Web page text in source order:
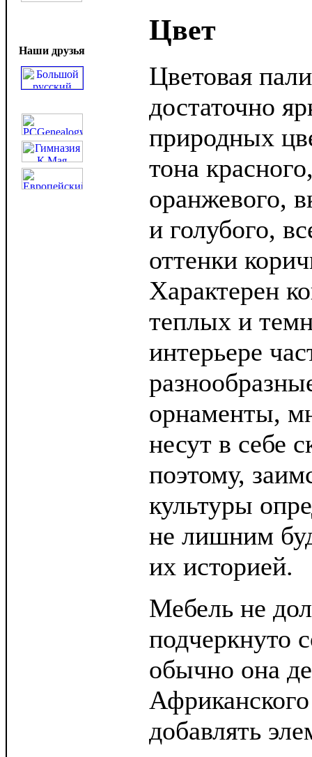
Наши друзья
Цвет
Цветовая
достаточно
природных
тона
оранжевого,
и голубого,
оттенки
Характерен
теплых и
интерьере
орнаменты,
несут в себе
поэтому,
культуры
не лишним
их историей.
Мебель не
подчеркнуто
обычно она
добавлять